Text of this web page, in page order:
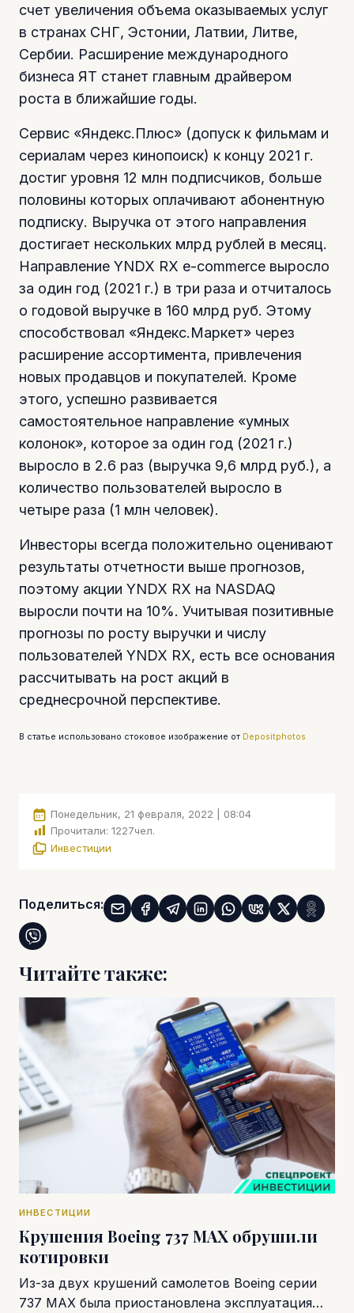
счет увеличения объема оказываемых услуг
в странах СНГ, Эстонии, Латвии, Литве,
Сербии. Расширение международного
бизнеса ЯТ станет главным драйвером
роста в ближайшие годы.
Сервис «Яндекс.Плюс» (допуск к фильмам и
сериалам через кинопоиск) к концу 2021 г.
достиг уровня 12 млн подписчиков, больше
половины которых оплачивают абонентную
подписку. Выручка от этого направления
достигает нескольких млрд рублей в месяц.
Направление YNDX RX e-commerce выросло
за один год (2021 г.) в три раза и отчиталось
о годовой выручке в 160 млрд руб. Этому
способствовал «Яндекс.Маркет» через
расширение ассортимента, привлечения
новых продавцов и покупателей. Кроме
этого, успешно развивается
самостоятельное направление «умных
колонок», которое за один год (2021 г.)
выросло в 2.6 раз (выручка 9,6 млрд руб.), а
количество пользователей выросло в
четыре раза (1 млн человек).
Инвесторы всегда положительно оценивают
результаты отчетности выше прогнозов,
поэтому акции YNDX RX на NASDAQ
выросли почти на 10%. Учитывая позитивные
прогнозы по росту выручки и числу
пользователей YNDX RX, есть все основания
рассчитывать на рост акций в
среднесрочной перспективе.
В статье использовано стоковое изображение от Depositphotos
Понедельник, 21 февраля, 2022 | 08:04
Прочитали: 1227чел.
Инвестиции
Поделиться:
Читайте также:
ИНВЕСТИЦИИ
Крушения Boeing 737 MAX обрушили
котировки
Из-за двух крушений самолетов Boeing серии
737 MAX была приостановлена эксплуатация…